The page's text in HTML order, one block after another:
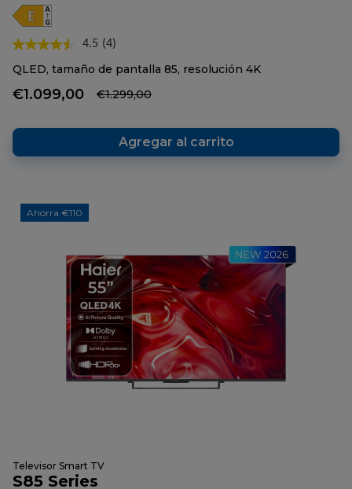
4.5 Lea
4
reseñas.
Enlace
en
misma
página.
(4)
QLED, tamaño de pantalla 85, resolución 4K
€1.099,00 €1.299,00
Agregar al carrito
Ahorra €110
Televisor Smart TV
S85 Series